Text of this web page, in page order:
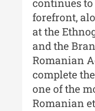
culturală IV
MediCult -
culturală III
MediCult -
culturală II
Indexul
continues
forefront,
at the
and the
Romanian
complete
one of the
Romanian